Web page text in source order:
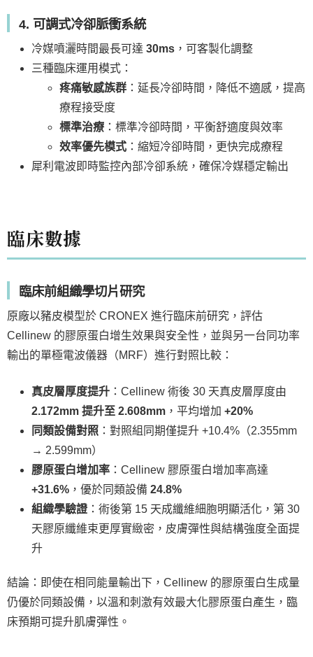
4. 可調式冷卻脈衝系統
冷媒噴灑時間最長可達 30ms ，可客製化調整
三種臨床運用模式：
疼痛敏感族群 ：延長冷卻時間，降低不適感，提高
療程接受度
標準治療 ：標準冷卻時間，平衡舒適度與效率
效率優先模式 ：縮短冷卻時間，更快完成療程
犀利電波即時監控內部冷卻系統，確保冷媒穩定輸出
臨床數據
臨床前組織學切片研究
原廠以豬皮模型於 CRONEX 進行臨床前研究，評估
Cellinew 的膠原蛋白增生效果與安全性，並與另一台同功率
輸出的單極電波儀器（MRF）進行對照比較：
真皮層厚度提升 ：Cellinew 術後 30 天真皮層厚度由
2.172mm 提升至 2.608mm ，平均增加 +20%
同類設備對照 ：對照組同期僅提升 +10.4%（2.355mm
→ 2.599mm）
膠原蛋白增加率 ：Cellinew 膠原蛋白增加率高達
+31.6% ，優於同類設備 24.8%
組織學驗證 ：術後第 15 天成纖維細胞明顯活化，第 30
天膠原纖維束更厚實緻密，皮膚彈性與結構強度全面提
升
結論：即使在相同能量輸出下，Cellinew 的膠原蛋白生成量
仍優於同類設備，以溫和刺激有效最大化膠原蛋白產生，臨
床預期可提升肌膚彈性。